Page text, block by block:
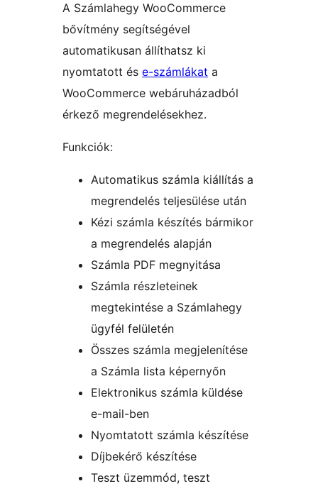
A Számlahegy WooCommerce
bővítmény segítségével
automatikusan állíthatsz ki
nyomtatott és e-számlákat a
WooCommerce webáruházadból
érkező megrendelésekhez.
Funkciók:
Automatikus számla kiállítás a
megrendelés teljesülése után
Kézi számla készítés bármikor
a megrendelés alapján
Számla PDF megnyitása
Számla részleteinek
megtekintése a Számlahegy
ügyfél felületén
Összes számla megjelenítése
a Számla lista képernyőn
Elektronikus számla küldése
e-mail-ben
Nyomtatott számla készítése
Díjbekérő készítése
Teszt üzemmód, teszt